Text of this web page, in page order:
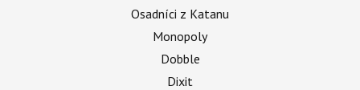
Osadníci z Katanu
Monopoly
Dobble
Dixit